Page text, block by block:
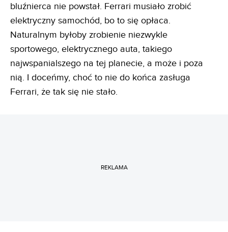
bluźnierca nie powstał. Ferrari musiało zrobić
elektryczny samochód, bo to się opłaca.
Naturalnym byłoby zrobienie niezwykle
sportowego, elektrycznego auta, takiego
najwspanialszego na tej planecie, a może i poza
nią. I doceńmy, choć to nie do końca zasługa
Ferrari, że tak się nie stało.
REKLAMA